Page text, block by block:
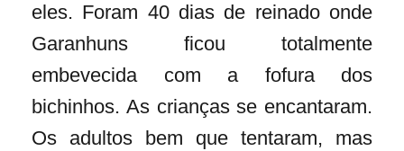
eles. Foram 40 dias de reinado onde
Garanhuns ficou totalmente
embevecida com a fofura dos
bichinhos. As crianças se encantaram.
Os adultos bem que tentaram, mas